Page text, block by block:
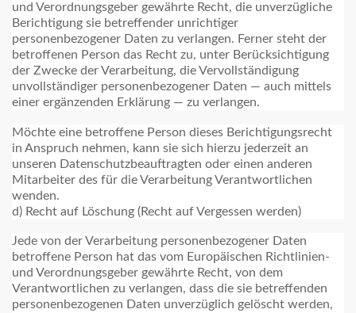
und Verordnungsgeber gewährte Recht, die unverzügliche
Berichtigung sie betreffender unrichtiger
personenbezogener Daten zu verlangen. Ferner steht der
betroffenen Person das Recht zu, unter Berücksichtigung
der Zwecke der Verarbeitung, die Vervollständigung
unvollständiger personenbezogener Daten — auch mittels
einer ergänzenden Erklärung — zu verlangen.
Möchte eine betroffene Person dieses Berichtigungsrecht
in Anspruch nehmen, kann sie sich hierzu jederzeit an
unseren Datenschutzbeauftragten oder einen anderen
Mitarbeiter des für die Verarbeitung Verantwortlichen
wenden.
d) Recht auf Löschung (Recht auf Vergessen werden)
Jede von der Verarbeitung personenbezogener Daten
betroffene Person hat das vom Europäischen Richtlinien-
und Verordnungsgeber gewährte Recht, von dem
Verantwortlichen zu verlangen, dass die sie betreffenden
personenbezogenen Daten unverzüglich gelöscht werden,